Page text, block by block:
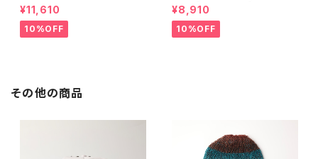
¥11,610
10%OFF
¥8,910
10%OFF
その他の商品